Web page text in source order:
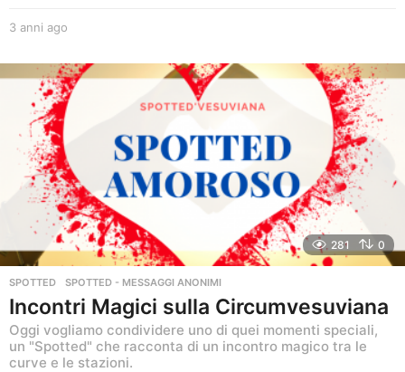
3 anni ago
n
n
i
281 0
SPOTTED ,SPOTTED - MESSAGGI ANONIMI
Incontri Magici sulla Circumvesuviana
Oggi vogliamo condividere uno di quei momenti speciali,
un "Spotted" che racconta di un incontro magico tra le
curve e le stazioni.